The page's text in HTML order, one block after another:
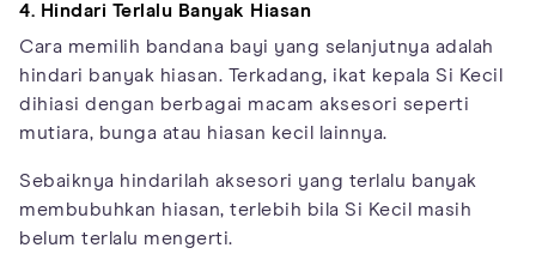
4. Hindari Terlalu Banyak Hiasan
Cara memilih bandana bayi yang selanjutnya adalah
hindari banyak hiasan. Terkadang, ikat kepala Si Kecil
dihiasi dengan berbagai macam aksesori seperti
mutiara, bunga atau hiasan kecil lainnya.
Sebaiknya hindarilah aksesori yang terlalu banyak
membubuhkan hiasan, terlebih bila Si Kecil masih
belum terlalu mengerti.